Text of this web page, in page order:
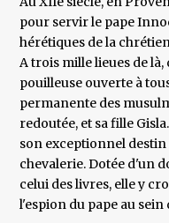
pour servir le pape
hérétiques de la
A trois mille lieues de
pouilleuse ouverte à
permanente des
redoutée, et sa fille
son exceptionnel
chevalerie. Dotée d'un
celui des livres, elle y
l'espion du pape au